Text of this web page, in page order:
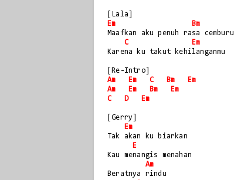
[Lala]
Em
Bm
Maafkan aku penuh rasa cemburu
C
Em
Karena ku takut kehilanganmu
[Re-Intro]
Am
Em C Bm
Em
Am
Em Bm
Em
C
D Em
[Gerry]
Em
Tak akan ku biarkan
E
Kau menangis menahan
Am
Beratnya rindu